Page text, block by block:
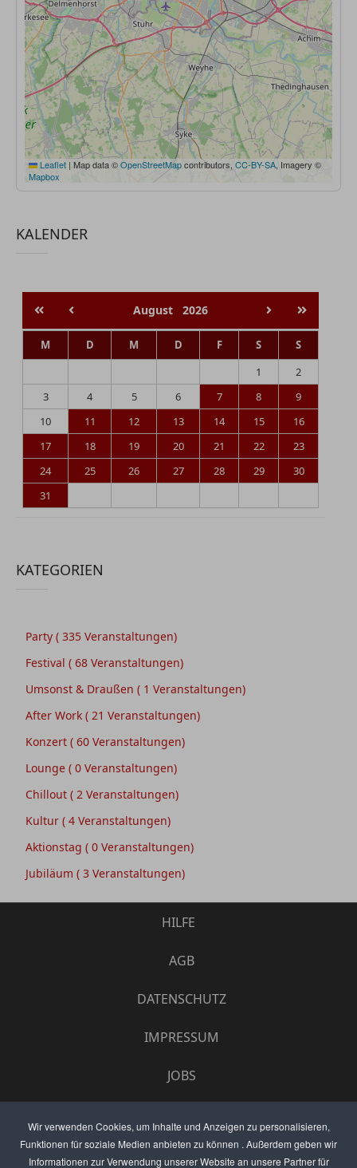
Wir verwenden Cookies, um Inhalte und Anzeigen zu personalisieren,
Funktionen für soziale Medien anbieten zu können . Außerdem geben wir
Informationen zur Verwendung unserer Website an unsere Partner für
Leaflet | Map data ©OpenStreetMapcontributors, CC-BY-SA , Imagery ©
Mapbox
KALENDER
August 2026
M D M D F S
S
1
2
3
4 5 6 7 8
9
10
11 12 13 14 15
16
17
18 19 20 21 22
23
24
25 26 27 28 29
30
31
KATEGORIEN
Party ( 335 Veranstaltungen)
Festival ( 68 Veranstaltungen)
Umsonst & Draußen ( 1 Veranstaltungen)
After Work ( 21 Veranstaltungen)
Konzert ( 60 Veranstaltungen)
Lounge ( 0 Veranstaltungen)
Chillout ( 2 Veranstaltungen)
Kultur ( 4 Veranstaltungen)
Aktionstag ( 0 Veranstaltungen)
Jubiläum ( 3 Veranstaltungen)
HILFE
AGB
DATENSCHUTZ
IMPRESSUM
JOBS
ANZEIGEN PREISE